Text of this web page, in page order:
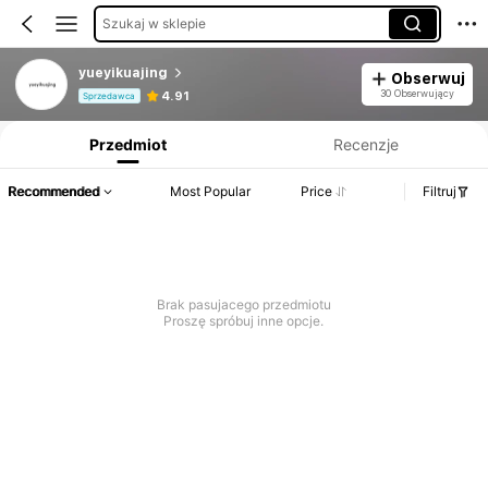
Szukaj w sklepie
yueyikuajing
Sprzedawca 4.91
Obserwuj
30 Obserwujący
Przedmiot Recenzje
Recommended Most Popular Price Filtruj
Brak pasujacego przedmiotu
Proszę spróbuj inne opcje.